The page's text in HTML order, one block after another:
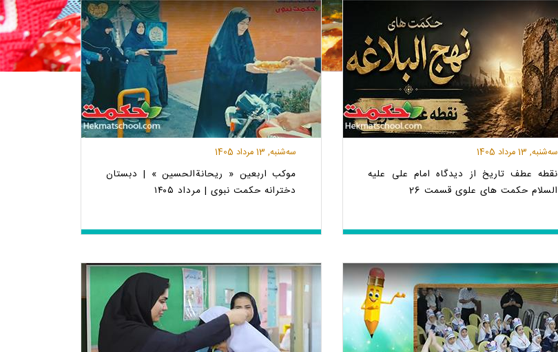
ﺳﻪشنبه, 13 مرداد 1405
نقطه عطف تاریخ از دیدگاه امام علی علیه
السلام حکمت های علوی قسمت 26
ﺳﻪشنبه, 13 مرداد 1405
موکب اربعین « ریحانة‌الحسین » | دبستان
دخترانه حکمت نبوی | مرداد ۱۴۰۵